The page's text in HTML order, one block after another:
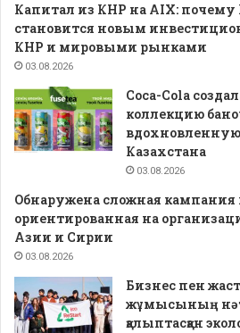
Капитал из КНР на AIX: почему
становится новым
КНР и мировыми рынками
03.08.2026
Coca-Cola
коллекцию
Казахстана
03.08.2026
Обнаружена сложная
ориентированная на
Азии и Сирии
03.08.2026
Бизнес пен
жұмысының
қалыптасқан